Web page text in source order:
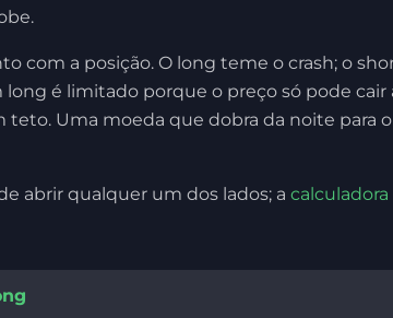
com a posição. O long teme o crash; o
é limitado porque o preço só pode
Uma moeda que dobra da noite para
abrir qualquer um dos lados; a